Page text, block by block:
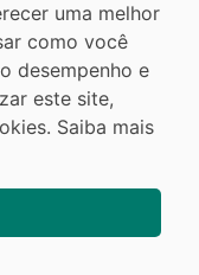
NA FACULDADE
sobre o FIES
uma melhor
como você
desempenho e
este site,
Saiba mais